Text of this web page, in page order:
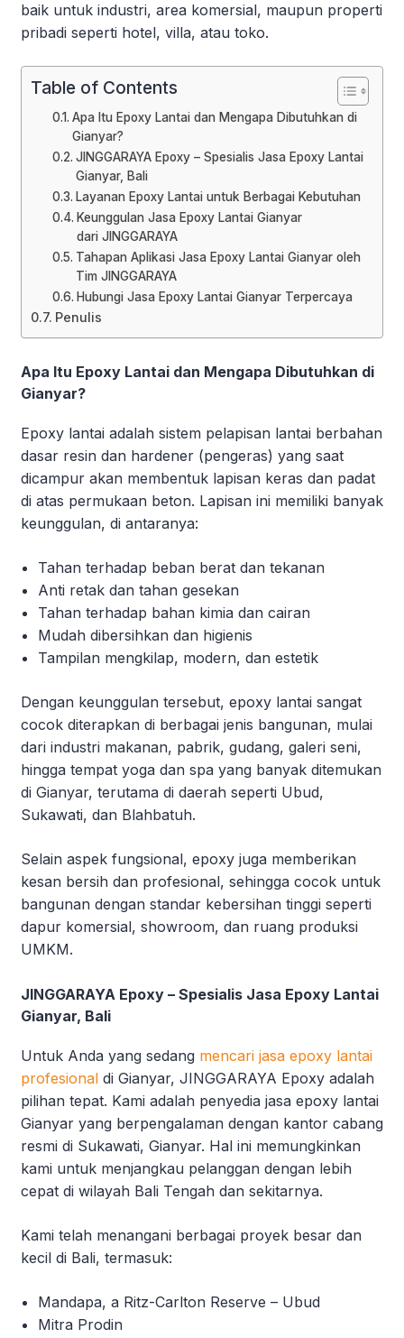
baik untuk industri, area komersial, maupun properti
pribadi seperti hotel, villa, atau toko.
Table of Contents
Apa Itu Epoxy Lantai dan Mengapa Dibutuhkan di
Gianyar?
JINGGARAYA Epoxy – Spesialis Jasa Epoxy Lantai
Gianyar, Bali
Layanan Epoxy Lantai untuk Berbagai Kebutuhan
Keunggulan Jasa Epoxy Lantai Gianyar
dari JINGGARAYA
Tahapan Aplikasi Jasa Epoxy Lantai Gianyar oleh
Tim JINGGARAYA
Hubungi Jasa Epoxy Lantai Gianyar Terpercaya
Penulis
Apa Itu Epoxy Lantai dan Mengapa Dibutuhkan di
Gianyar?
Epoxy lantai adalah sistem pelapisan lantai berbahan
dasar resin dan hardener (pengeras) yang saat
dicampur akan membentuk lapisan keras dan padat
di atas permukaan beton. Lapisan ini memiliki banyak
keunggulan, di antaranya:
Tahan terhadap beban berat dan tekanan
Anti retak dan tahan gesekan
Tahan terhadap bahan kimia dan cairan
Mudah dibersihkan dan higienis
Tampilan mengkilap, modern, dan estetik
Dengan keunggulan tersebut, epoxy lantai sangat
cocok diterapkan di berbagai jenis bangunan, mulai
dari industri makanan, pabrik, gudang, galeri seni,
hingga tempat yoga dan spa yang banyak ditemukan
di Gianyar, terutama di daerah seperti Ubud,
Sukawati, dan Blahbatuh.
Selain aspek fungsional, epoxy juga memberikan
kesan bersih dan profesional, sehingga cocok untuk
bangunan dengan standar kebersihan tinggi seperti
dapur komersial, showroom, dan ruang produksi
UMKM.
JINGGARAYA Epoxy – Spesialis Jasa Epoxy Lantai
Gianyar, Bali
Untuk Anda yang sedang mencari jasa epoxy lantai
profesional di Gianyar, JINGGARAYA Epoxy adalah
pilihan tepat. Kami adalah penyedia jasa epoxy lantai
Gianyar yang berpengalaman dengan kantor cabang
resmi di Sukawati, Gianyar. Hal ini memungkinkan
kami untuk menjangkau pelanggan dengan lebih
cepat di wilayah Bali Tengah dan sekitarnya.
Kami telah menangani berbagai proyek besar dan
kecil di Bali, termasuk:
Mandapa, a Ritz-Carlton Reserve – Ubud
Mitra Prodin